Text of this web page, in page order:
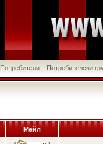
Потребители Потребителски
Мейл